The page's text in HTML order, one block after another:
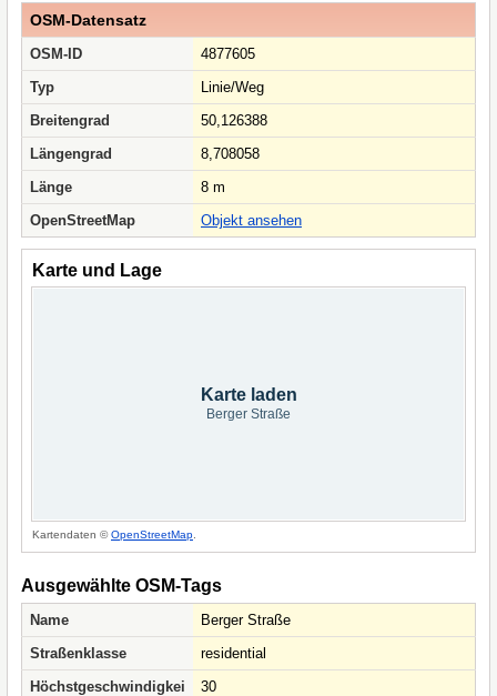
OSM-Datensatz
OSM-ID
4877605
Typ
Linie/Weg
Breitengrad
50,126388
Längengrad
8,708058
Länge
8 m
OpenStreetMap
Objekt ansehen
Karte und Lage
Karte laden
Berger Straße
Kartendaten ©OpenStreetMap
Ausgewählte OSM-Tags
Name
Berger Straße
Straßenklasse
residential
Höchstgeschwindigkei
30